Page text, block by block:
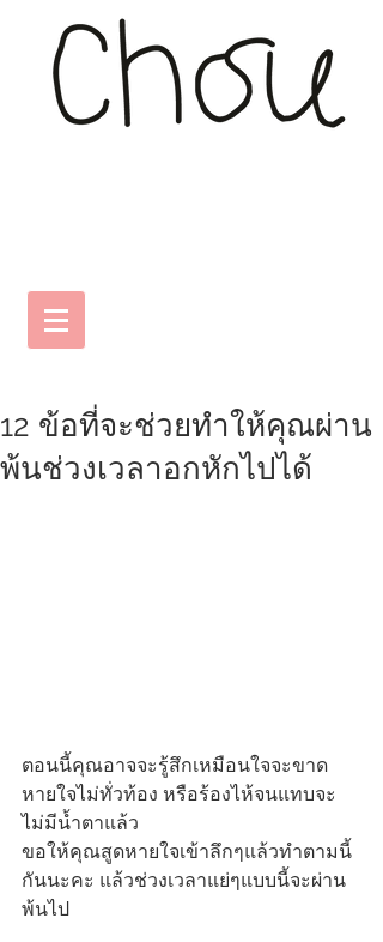
12 ข้อที่จะช่วยทำให้คุณผ่าน
พ้นช่วงเวลาอกหักไปได้
ตอนนี้คุณอาจจะรู้สึกเหมือนใจจะขาด
หายใจไม่ทั่วท้อง หรือร้องไห้จนแทบจะ
ไม่มีน้ำตาแล้ว
ขอให้คุณสูดหายใจเข้าลึกๆแล้วทำตามนี้
กันนะคะ แล้วช่วงเวลาแย่ๆแบบนี้จะผ่าน
พ้นไป